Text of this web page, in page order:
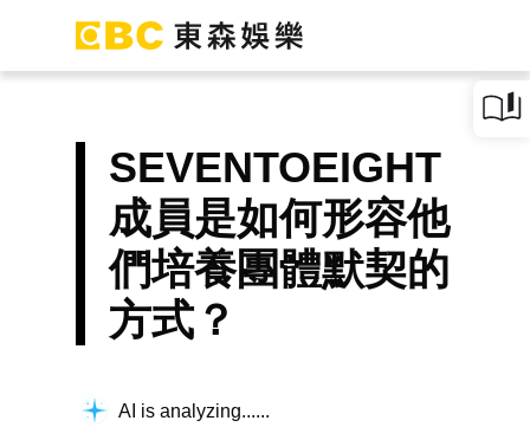
SEVENTOEIGHT
成員是如何形容他
們培養團體默契的
方式？
AI is analyzing...